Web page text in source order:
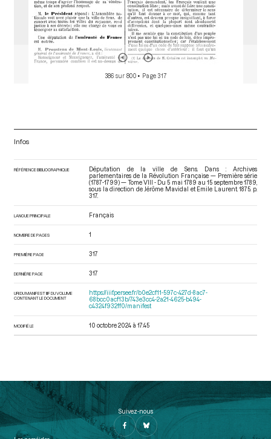
386 sur 800 • Page 317
Infos
RÉFÉRENCE BIBLIOGRAPHIQUE
Députation de la ville de Sens. Dans : Archives
parlementaires de la Révolution Française — Première série
(1787-1799) — Tome VIII - Du 5 mai 1789 au 15 septembre 1789
sous la direction de Jérôme Mavidal et Emile Laurent. 1875. p.
317.
LANGUE PRINCIPALE Français
NOMBRE DE PAGES 1
PREMIÈRE PAGE 317
DERNIÈRE PAGE 317
URI DU MANIFEST IIIF DU VOLUME
CONTENANT LE DOCUMENT
https://iiif.persee.fr/b0e2cf11-597c-427d-8ac7-
68bcc0acf13b/743e3cc4-2a21-4625-b494-
c4324f932ff0/manifest
MODIFIÉ LE 10 octobre 2024 à 17:45
Suivez-nous